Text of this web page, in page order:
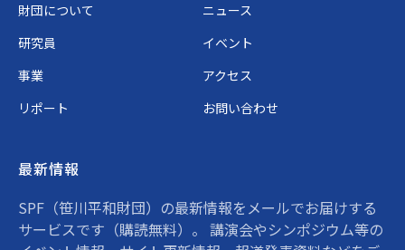
財団について
ニュース
研究員
イベント
事業
アクセス
リポート
お問い合わせ
最新情報
SPF（笹川平和財団）の最新情報をメールでお届けする
サービスです（購読無料）。 講演会やシンポジウム等の